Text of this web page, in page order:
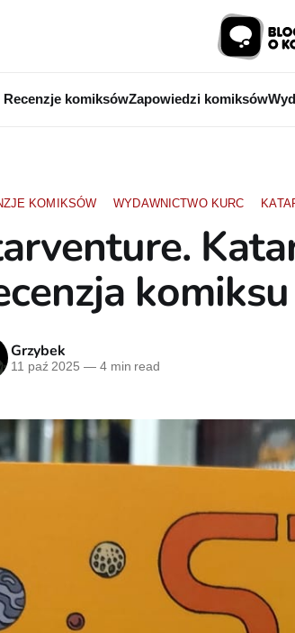
Recenzje komiksówZapowiedzi komiksów
KOMIKSÓW WYDAWNICTWO KURC
komiksu
Grzybek
11 paź 2025 —4 min read